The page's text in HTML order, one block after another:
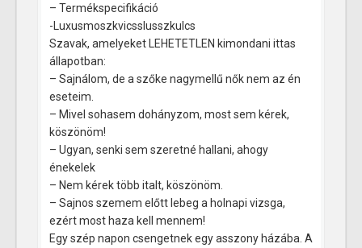
– Termékspecifikáció
-Luxusmoszkvicsslusszkulcs
Szavak, amelyeket LEHETETLEN kimondani ittas
állapotban:
– Sajnálom, de a szőke nagymellű nők nem az én
eseteim.
– Mivel sohasem dohányzom, most sem kérek,
köszönöm!
– Ugyan, senki sem szeretné hallani, ahogy
énekelek
– Nem kérek több italt, köszönöm.
– Sajnos szemem előtt lebeg a holnapi vizsga,
ezért most haza kell mennem!
Egy szép napon csengetnek egy asszony házába. A